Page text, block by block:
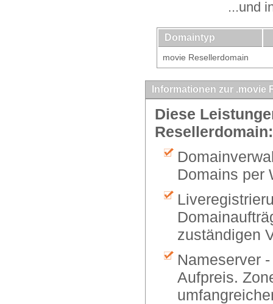
...und
Domaintyp
movie Resellerdomain
Informationen zur .movie
Diese
Resellerdomain:
Domains per
zuständigen
Nameserver
Aufpreis.